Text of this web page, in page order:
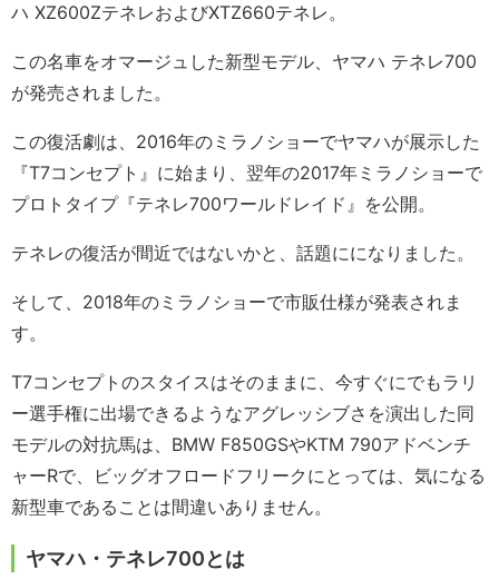
ハ XZ600ZテネレおよびXTZ660テネレ。
この名車をオマージュした新型モデル、ヤマハ テネレ700
が発売されました。
この復活劇は、2016年のミラノショーでヤマハが展示した
『T7コンセプト』に始まり、翌年の2017年ミラノショーで
プロトタイプ『テネレ700ワールドレイド』を公開。
テネレの復活が間近ではないかと、話題にになりました。
そして、2018年のミラノショーで市販仕様が発表されま
す。
T7コンセプトのスタイスはそのままに、今すぐにでもラリ
ー選手権に出場できるようなアグレッシブさを演出した同
モデルの対抗馬は、BMW F850GSやKTM 790アドベンチ
ャーRで、ビッグオフロードフリークにとっては、気になる
新型車であることは間違いありません。
ヤマハ・テネレ700とは